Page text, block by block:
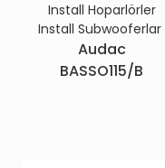
Install Hoparlörler
Install Subwooferlar
Audac
BASSO115/B